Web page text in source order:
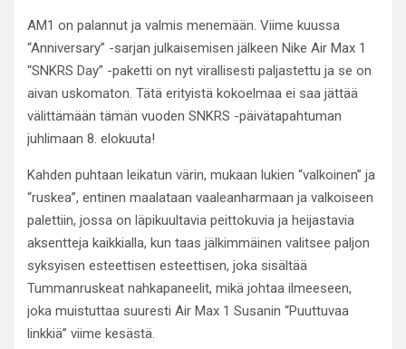
AM1 on palannut ja valmis menemään. Viime kuussa
“Anniversary” -sarjan julkaisemisen jälkeen Nike Air Max 1
“SNKRS Day” -paketti on nyt virallisesti paljastettu ja se on
aivan uskomaton. Tätä erityistä kokoelmaa ei saa jättää
välittämään tämän vuoden SNKRS -päivätapahtuman
juhlimaan 8. elokuuta!
Kahden puhtaan leikatun värin, mukaan lukien “valkoinen” ja
“ruskea”, entinen maalataan vaaleanharmaan ja valkoiseen
palettiin, jossa on läpikuultavia peittokuvia ja heijastavia
aksentteja kaikkialla, kun taas jälkimmäinen valitsee paljon
syksyisen esteettisen esteettisen, joka sisältää
Tummanruskeat nahkapaneelit, mikä johtaa ilmeeseen,
joka muistuttaa suuresti Air Max 1 Susanin “Puuttuvaa
linkkiä” viime kesästä.